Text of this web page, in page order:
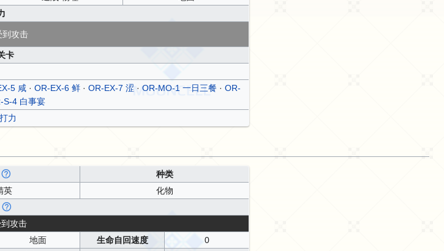
到攻击
卡
5 咸· OR-EX-6 鲜· OR-EX-7 涩 · OR-MO-1 一日三餐 · OR-
S-4 白事宴
力
种类
英
化物
攻击
地面 生命自回速度
0